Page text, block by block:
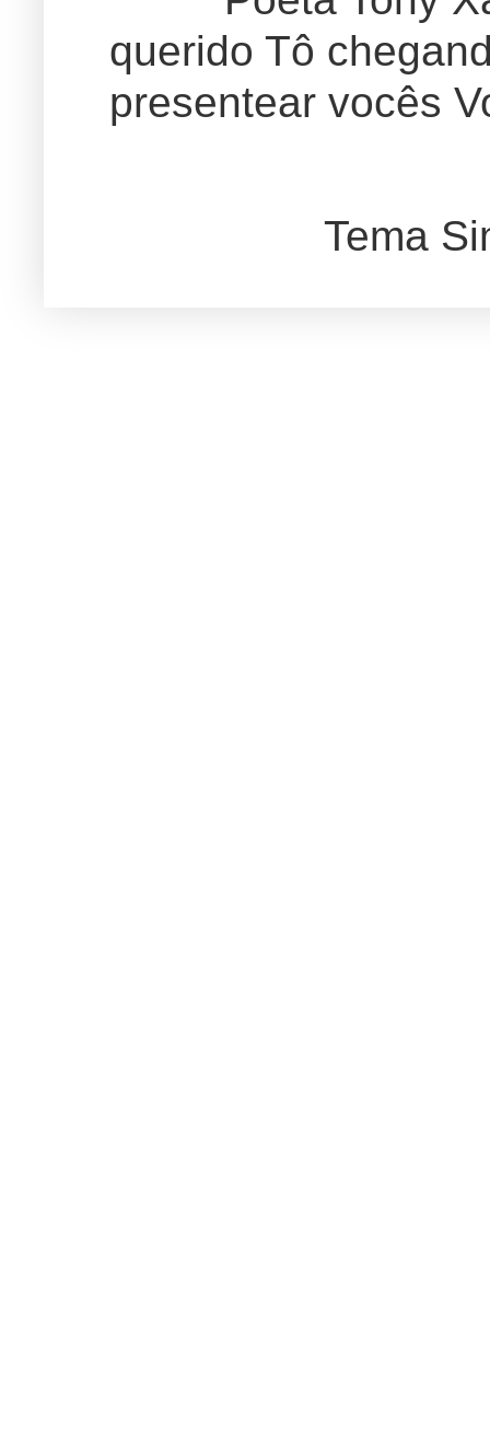
querido Tô
presentear vocês
Tema